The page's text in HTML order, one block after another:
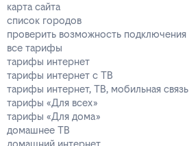
карта сайта
список городов
проверить возможность подключения
все тарифы
тарифы интернет
тарифы интернет с ТВ
тарифы интернет, ТВ, мобильная связь
тарифы «Для всех»
тарифы «Для дома»
домашнее ТВ